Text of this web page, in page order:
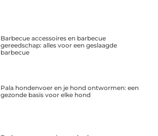
Barbecue accessoires en barbecue
gereedschap: alles voor een geslaagde
barbecue
Pala hondenvoer en je hond ontwormen: een
gezonde basis voor elke hond